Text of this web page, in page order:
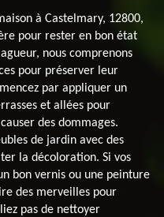
à Castelmary, 12800,
pour rester en bon état
nous comprenons
pour préserver leur
par appliquer un
et allées pour
des dommages.
de jardin avec des
la décoloration. Si vos
bon vernis ou une peinture
des merveilles pour
pas de nettoyer